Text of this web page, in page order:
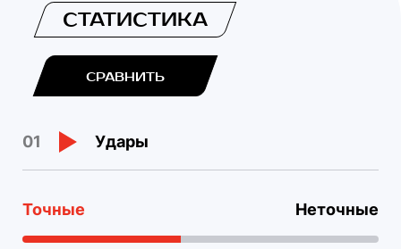
СТАТИСТИКА
СРАВНИТЬ
01 Удары
Точные Неточные